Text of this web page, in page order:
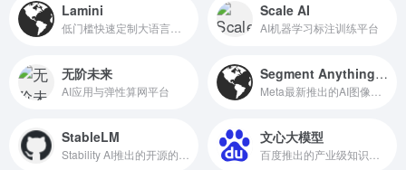
Lamini Scale AI
AI机器学习标注训练平台
无阶未来
AI应用与弹性算网平台
Segment Anything（SAM）
StableLM 文心大模型